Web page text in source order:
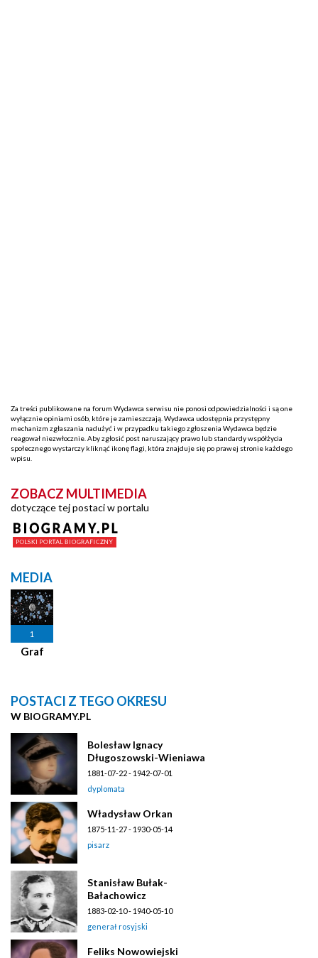
Za treści publikowane na forum Wydawca serwisu nie ponosi odpowiedzialności i są one
wyłącznie opiniami osób, które je zamieszczają. Wydawca udostępnia przystępny
mechanizm zgłaszania nadużyć i w przypadku takiego zgłoszenia Wydawca będzie
reagował niezwłocznie. Aby zgłosić post naruszający prawo lub standardy współżycia
społecznego wystarczy kliknąć ikonę flagi, która znajduje się po prawej stronie każdego
wpisu.
ZOBACZ MULTIMEDIA
dotyczące tej postaci w portalu
MEDIA
1
Graf
POSTACI Z TEGO OKRESU
W BIOGRAMY.PL
Bolesław Ignacy
Długoszowski-Wieniawa
1881-07-22 - 1942-07-01
dyplomata
Władysław Orkan
1875-11-27 - 1930-05-14
pisarz
Stanisław Bułak-
Bałachowicz
1883-02-10 - 1940-05-10
generał rosyjski
Feliks Nowowiejski